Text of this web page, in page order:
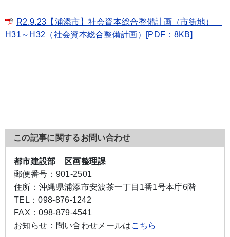
R2.9.23【浦添市】社会資本総合整備計画（市街地）
H31～H32（社会資本総合整備計画）[PDF：8KB]
この記事に関するお問い合わせ
都市建設部 区画整理課
郵便番号： 901-2501
住所： 沖縄県浦添市安波茶一丁目1番1号本庁6階
TEL：098-876-1242
FAX：098-879-4541
お知らせ： 問い合わせメールは こちら